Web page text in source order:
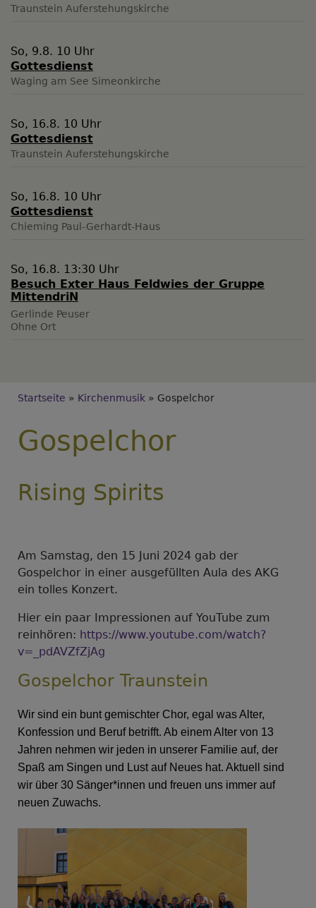
Traunstein Auferstehungskirche
So, 9.8. 10 Uhr
Gottesdienst
Waging am See Simeonkirche
So, 16.8. 10 Uhr
Gottesdienst
Traunstein Auferstehungskirche
So, 16.8. 10 Uhr
Gottesdienst
Chieming Paul-Gerhardt-Haus
So, 16.8. 13:30 Uhr
Besuch Exter Haus Feldwies der Gruppe
MittendriN
Gerlinde Peuser
Ohne Ort
Breadcrumb
Startseite Kirchenmusik Gospelchor
Gospelchor
Rising Spirits
Am Samstag, den 15 Juni 2024 gab der
Gospelchor in einer ausgefüllten Aula des AKG
ein tolles Konzert.
Hier ein paar Impressionen auf YouTube zum
reinhören: https://www.youtube.com/watch?
v=_pdAVZfZjAg
Gospelchor Traunstein
Wir sind ein bunt gemischter Chor, egal was Alter,
Konfession und Beruf betrifft. Ab einem Alter von 13
Jahren nehmen wir jeden in unserer Familie auf, der
Spaß am Singen und Lust auf Neues hat. Aktuell sind
wir über 30 Sänger*innen und freuen uns immer auf
neuen Zuwachs.